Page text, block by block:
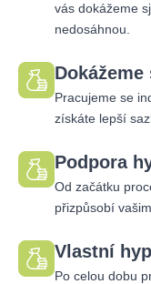
vás dokážeme
nedosáhnou.
Pracujeme se
získáte lepší
Podpora
Od začátku
přizpůsobí
Vlastní
Po celou dobu